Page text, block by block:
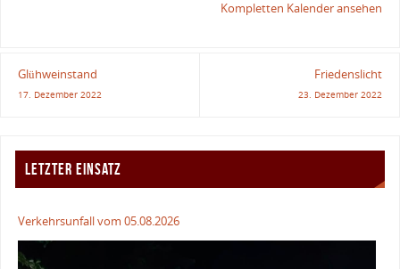
Kompletten Kalender ansehen
Glühweinstand
17. Dezember 2022
Friedenslicht
23. Dezember 2022
LETZTER EINSATZ
Verkehrsunfall vom 05.08.2026